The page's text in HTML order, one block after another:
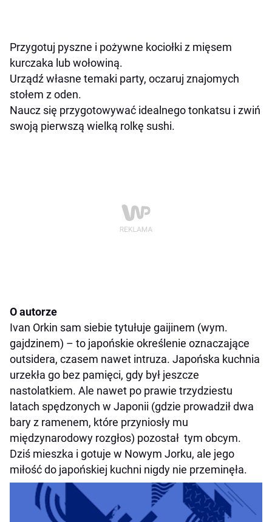
Przygotuj pyszne i pożywne kociołki z mięsem
kurczaka lub wołowiną.
Urządź własne temaki party, oczaruj znajomych
stołem z oden.
Naucz się przygotowywać idealnego tonkatsu i zwiń
swoją pierwszą wielką rolkę sushi.
O autorze
Ivan Orkin sam siebie tytułuje gaijinem (wym.
gajdzinem) – to japońskie określenie oznaczające
outsidera, czasem nawet intruza. Japońska kuchnia
urzekła go bez pamięci, gdy był jeszcze
nastolatkiem. Ale nawet po prawie trzydziestu
latach spędzonych w Japonii (gdzie prowadził dwa
bary z ramenem, które przyniosły mu
międzynarodowy rozgłos) pozostał tym obcym.
Dziś mieszka i gotuje w Nowym Jorku, ale jego
miłość do japońskiej kuchni nigdy nie przeminęła.